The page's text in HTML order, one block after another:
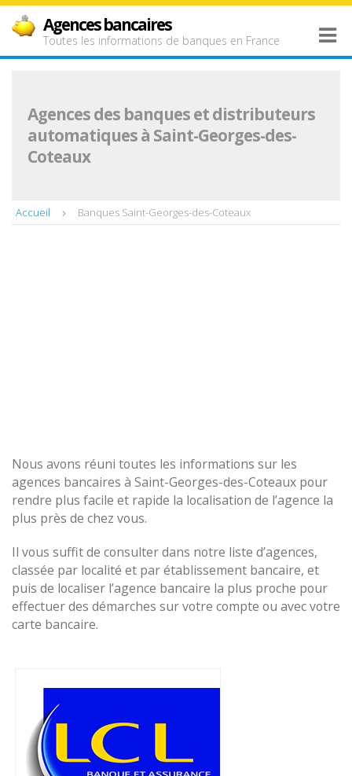
Agences bancaires
Toutes les informations de banques en France
Agences des banques et distributeurs
automatiques à Saint-Georges-des-
Coteaux
Accueil Banques Saint-Georges-des-Coteaux
Nous avons réuni toutes les informations sur les
agences bancaires à Saint-Georges-des-Coteaux pour
rendre plus facile et rapide la localisation de l’agence la
plus près de chez vous.
Il vous suffit de consulter dans notre liste d’agences,
classée par localité et par établissement bancaire, et
puis de localiser l’agence bancaire la plus proche pour
effectuer des démarches sur votre compte ou avec votre
carte bancaire.